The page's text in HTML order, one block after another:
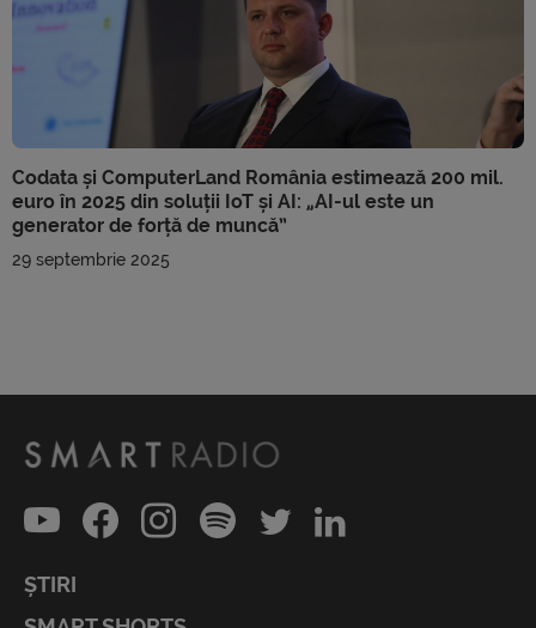
Codata și ComputerLand România estimează 200 mil.
euro în 2025 din soluții IoT și AI: „AI-ul este un
generator de forță de muncă”
29 septembrie 2025
ȘTIRI